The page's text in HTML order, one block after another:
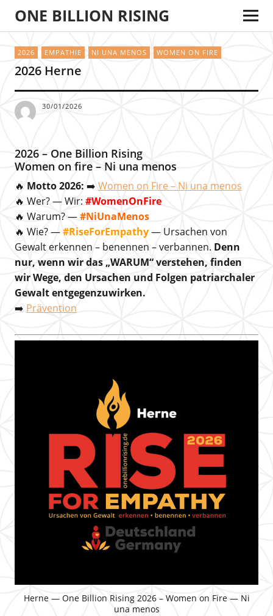
ONE BILLION RISING
2026 EMPATHIE NI UNA MENOS WOMEN ON FIRE
2026 Herne
30/01/2026
2026 – One Billion Rising
Women on fire – Ni una menos
🔥 Motto 2026: ➡️ Women on Fire – Ni una menos
🔥 Wer? — Wir: #WomenOnFire
🔥 Warum? —#NiUnaMenos
🔥 Wie? —#RiseForEmpathy— Ursachen von
Gewalt erkennen – benennen – verbannen. Denn
nur, wenn wir das „WARUM“ verstehen, finden
wir Wege, den Ursachen und Folgen patriarchaler
Gewalt entgegenzuwirken.
➡️ Prävention
Herne — One Billion Rising 2026 – Women on Fire — Ni
una menos